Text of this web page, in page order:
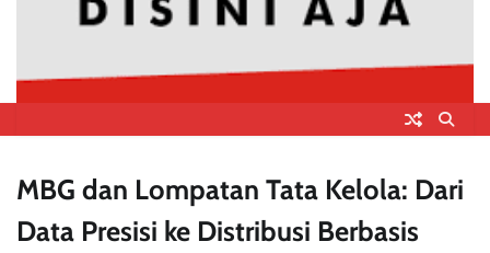
MBG dan Lompatan Tata Kelola: Dari
Data Presisi ke Distribusi Berbasis